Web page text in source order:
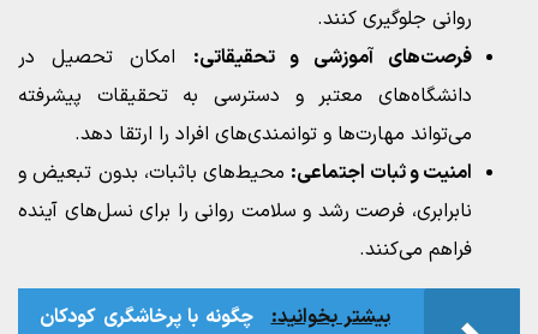
روانی جلوگیری کنند.
فرصت‌های آموزشی و تحقیقاتی: امکان تحصیل در
دانشگاه‌های معتبر و دسترسی به تحقیقات پیشرفته
می‌تواند مهارت‌ها و توانمندی‌های افراد را ارتقا دهد.
امنیت و ثبات اجتماعی: محیط‌های باثبات، بدون تبعیض و
نابرابری، فرصت رشد و سلامت روانی را برای نسل‌های آینده
فراهم می‌کنند.
بیشتر بخوانید:
چگونه با پرخاشگری کودکان